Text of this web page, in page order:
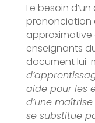
Le besoin
prononciation
approximative
enseignants
document lui-
aide pour les
d’une
se substitue